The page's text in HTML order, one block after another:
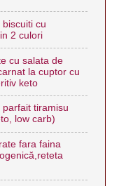
cu
2 culori
cu salata de
la cuptor cu
keto
parfait tiramisu
low carb)
fara faina